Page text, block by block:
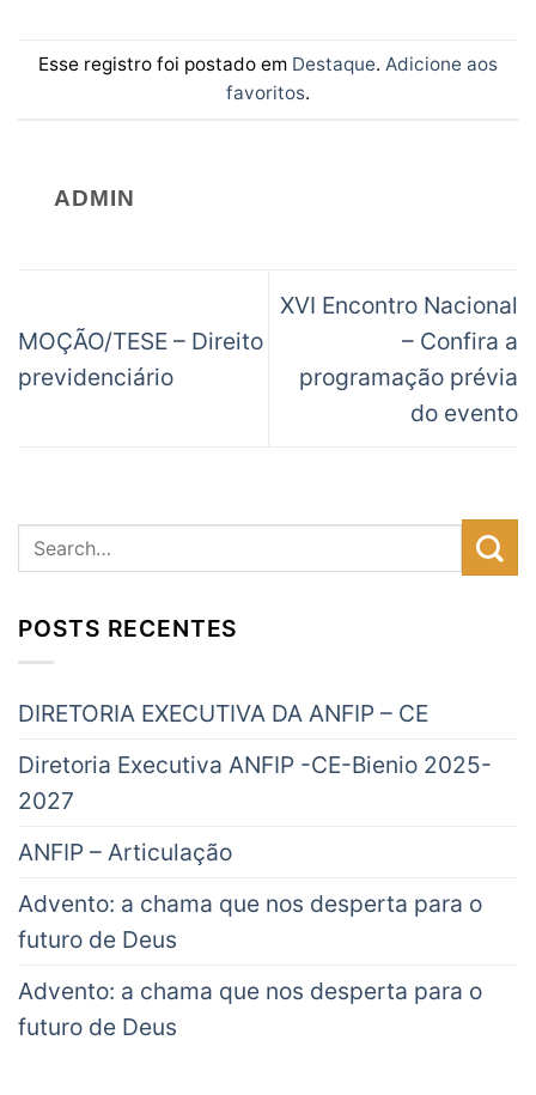
Esse registro foi postado em Destaque. Adicione aos
favoritos.
ADMIN
MOÇÃO/TESE – Direito
previdenciário
XVI Encontro Nacional
– Confira a
programação prévia
do evento
POSTS RECENTES
DIRETORIA EXECUTIVA DA ANFIP – CE
Diretoria Executiva ANFIP -CE-Bienio 2025-
2027
ANFIP – Articulação
Advento: a chama que nos desperta para o
futuro de Deus
Advento: a chama que nos desperta para o
futuro de Deus